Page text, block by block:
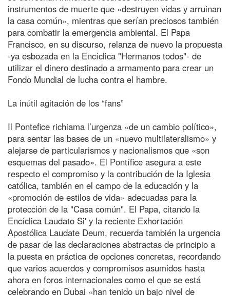
instrumentos de muerte que «destruyen vidas y arruinan
la casa común», mientras que serían preciosos también
para combatir la emergencia ambiental. El Papa
Francisco, en su discurso, relanza de nuevo la propuesta
-ya esbozada en la Encíclica "Hermanos todos"- de
utilizar el dinero destinado a armamento para crear un
Fondo Mundial de lucha contra el hambre.
La inútil agitación de los “fans”
Il Pontefice richiama l’urgenza «de un cambio político»,
para sentar las bases de un «nuevo multilateralismo» y
alejarse de particularismos y nacionalismos que «son
esquemas del pasado». El Pontífice asegura a este
respecto el compromiso y la contribución de la Iglesia
católica, también en el campo de la educación y la
«promoción de estilos de vida» adecuadas para la
protección de la "Casa común". El Papa, citando la
Encíclica Laudato Si' y la reciente Exhortación
Apostólica Laudate Deum, recuerda también la urgencia
de pasar de las declaraciones abstractas de principio a
la puesta en práctica de opciones concretas, recordando
que varios acuerdos y compromisos asumidos hasta
ahora en foros internacionales como el que se está
celebrando en Dubai «han tenido un bajo nivel de